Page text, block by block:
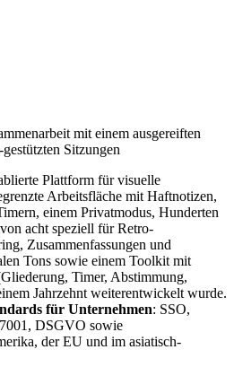
mit einem ausgereiften
Sitzungen
Plattform für visuelle
Arbeitsfläche mit Haftnotizen,
einem Privatmodus, Hunderten
acht speziell für Retro-
Zusammenfassungen und
Tons sowie einem Toolkit mit
Timer, Abstimmung,
Jahrzehnt weiterentwickelt wurde.
für Unternehmen: SSO,
DSGVO sowie
der EU und im asiatisch-